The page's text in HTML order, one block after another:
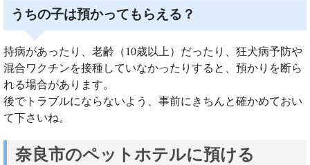
うちの子は預かってもらえる？
持病があったり、老齢（10歳以上）だったり、狂犬病予防や
混合ワクチンを接種していなかったりすると、預かりを断ら
れる場合があります。
後でトラブルにならないよう、事前にきちんと確かめておい
て下さいね。
奈良市のペットホテルに預ける